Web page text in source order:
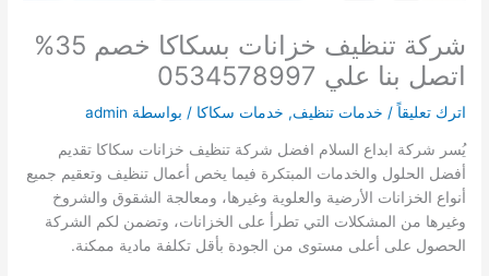
شركة تنظيف خزانات بسكاكا خصم 35%
اتصل بنا علي 0534578997
اترك تعليقاً / خدمات تنظيف, خدمات سكاكا / بواسطة admin
يُسر شركة ابداع السلام افضل شركة تنظيف خزانات سكاكا تقديم
أفضل الحلول والخدمات المبتكرة فيما يخص أعمال تنظيف وتعقيم جميع
أنواع الخزانات الأرضية والعلوية وغيرها، ومعالجة الشقوق والشروخ
وغيرها من المشكلات التي تطرأ على الخزانات، وتضمن لكم الشركة
الحصول على أعلى مستوى من الجودة بأقل تكلفة مادية ممكنة.